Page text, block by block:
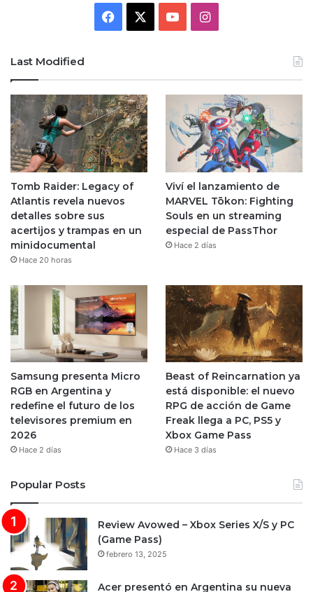
Facebook YouTubeInstagram
Last Modified
Tomb Raider: Legacy of
Atlantis revela nuevos
detalles sobre sus
acertijos y trampas en un
minidocumental
Hace 20 horas
Viví el lanzamiento de
MARVEL Tōkon: Fighting
Souls en un streaming
especial de PassThor
Hace 2 días
Samsung presenta Micro
RGB en Argentina y
redefine el futuro de los
televisores premium en
2026
Hace 2 días
Beast of Reincarnation ya
está disponible: el nuevo
RPG de acción de Game
Freak llega a PC, PS5 y
Xbox Game Pass
Hace 3 días
Popular Posts
Review Avowed – Xbox Series X/S y PC
(Game Pass)
febrero 13, 2025
Acer presentó en Argentina su nueva